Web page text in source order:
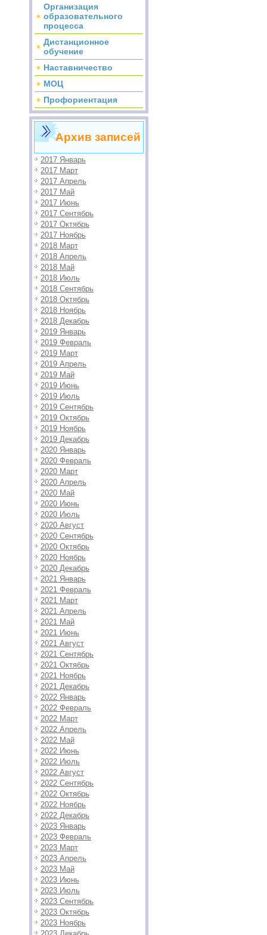
Организация
образовательного
процесса
Дистанционное
обучение
Наставничество
МОЦ
Профориентация
Архив записей
2017 Январь
2017 Март
2017 Апрель
2017 Май
2017 Июнь
2017 Сентябрь
2017 Октябрь
2017 Ноябрь
2018 Март
2018 Апрель
2018 Май
2018 Июль
2018 Сентябрь
2018 Октябрь
2018 Ноябрь
2018 Декабрь
2019 Январь
2019 Февраль
2019 Март
2019 Апрель
2019 Май
2019 Июнь
2019 Июль
2019 Сентябрь
2019 Октябрь
2019 Ноябрь
2019 Декабрь
2020 Январь
2020 Февраль
2020 Март
2020 Апрель
2020 Май
2020 Июнь
2020 Июль
2020 Август
2020 Сентябрь
2020 Октябрь
2020 Ноябрь
2020 Декабрь
2021 Январь
2021 Февраль
2021 Март
2021 Апрель
2021 Май
2021 Июнь
2021 Август
2021 Сентябрь
2021 Октябрь
2021 Ноябрь
2021 Декабрь
2022 Январь
2022 Февраль
2022 Март
2022 Апрель
2022 Май
2022 Июнь
2022 Июль
2022 Август
2022 Сентябрь
2022 Октябрь
2022 Ноябрь
2022 Декабрь
2023 Январь
2023 Февраль
2023 Март
2023 Апрель
2023 Май
2023 Июнь
2023 Июль
2023 Сентябрь
2023 Октябрь
2023 Ноябрь